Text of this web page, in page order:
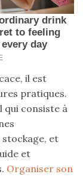
il est
pratiques.
qui consiste à
et
et
Organiser son